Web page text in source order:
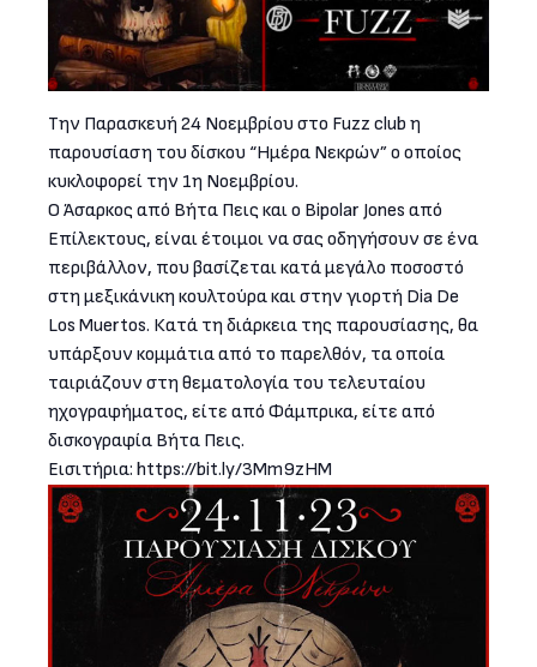
Την Παρασκευή 24 Νοεμβρίου στο Fuzz club η
παρουσίαση του δίσκου “Ημέρα Νεκρών” ο οποίος
κυκλοφορεί την 1η Νοεμβρίου.
Ο Άσαρκος από Βήτα Πεις και ο Bipolar Jones από
Επίλεκτους, είναι έτοιμοι να σας οδηγήσουν σε ένα
περιβάλλον, που βασίζεται κατά μεγάλο ποσοστό
στη μεξικάνικη κουλτούρα και στην γιορτή Dia De
Los Muertos. Κατά τη διάρκεια της παρουσίασης, θα
υπάρξουν κομμάτια από το παρελθόν, τα οποία
ταιριάζουν στη θεματολογία του τελευταίου
ηχογραφήματος, είτε από Φάμπρικα, είτε από
δισκογραφία Βήτα Πεις.
Εισιτήρια: https://bit.ly/3Mm9zHM